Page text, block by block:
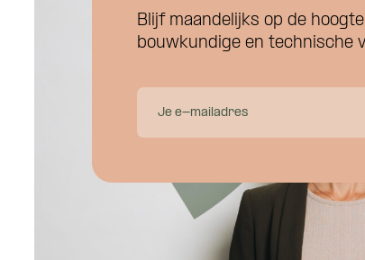
Blijf maandelijks op de
bouwkundige en technische